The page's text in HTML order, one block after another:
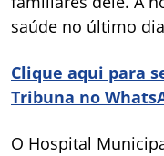
saúde no último
Clique aqui para
Tribuna no
O Hospital